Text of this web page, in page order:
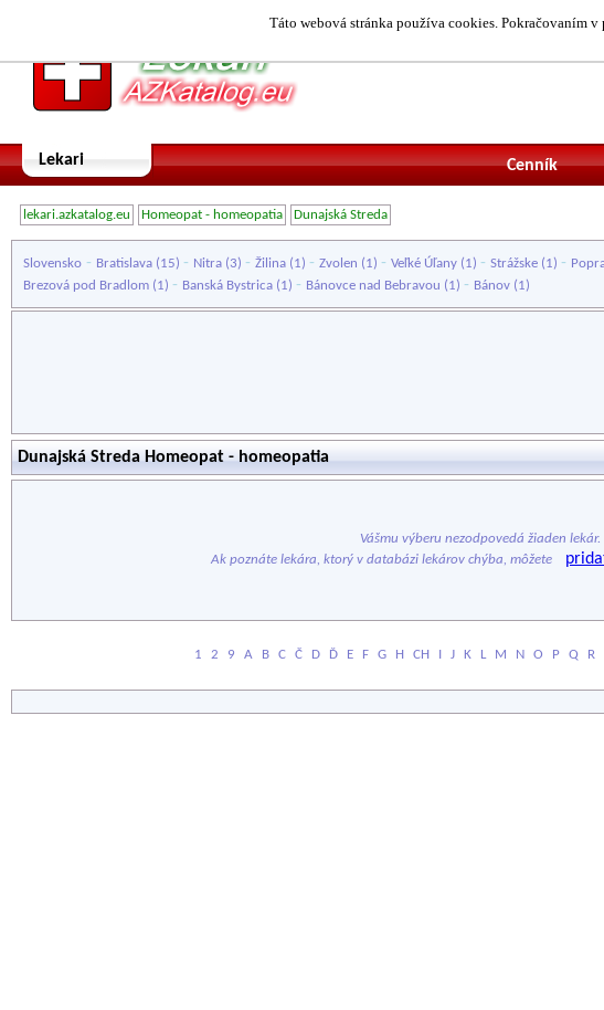
Táto webová stránka používa cookies. Pokračovaním
Lekari Cenník
lekari.azkatalog.eu Homeopat - homeopatia Dunajská Streda
Slovensko - Bratislava (15) - Nitra (3) - Žilina (1) - Zvolen (1) - Veľké Úľany (1) - Strážske (1) -
Brezová pod Bradlom (1) - Banská Bystrica (1) - Bánovce nad Bebravou (1) - Bánov (1)
Dunajská Streda Homeopat - homeopatia
Vášmu výberu nezodpovedá žiaden lekár.
Ak poznáte lekára, ktorý v databázi lekárov chýba, môžete
1 2 9 A B C Č D Ď E F G H CH I J K L M N O P Q R